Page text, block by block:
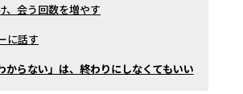
、会う回数を増やす
に話す
からない」は、終わりにしなくてもいい